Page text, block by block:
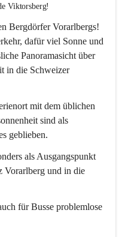
Viktorsberg!
Bergdörfer Vorarlbergs!
dafür viel Sonne und
Panoramasicht über
in die Schweizer
mit dem üblichen
sind als
geblieben.
als Ausgangspunkt
Vorarlberg und in die
für Busse problemlose